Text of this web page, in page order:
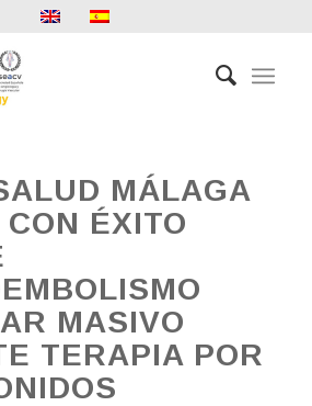
MÁLAGA
ÉXITO
MASIVO
TERAPIA POR